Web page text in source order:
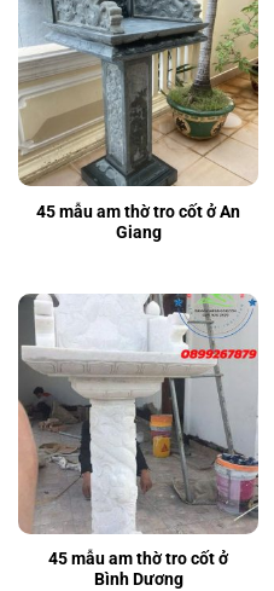
45 mẫu am thờ tro cốt ở An
Giang
45 mẫu am thờ tro cốt ở
Bình Dương